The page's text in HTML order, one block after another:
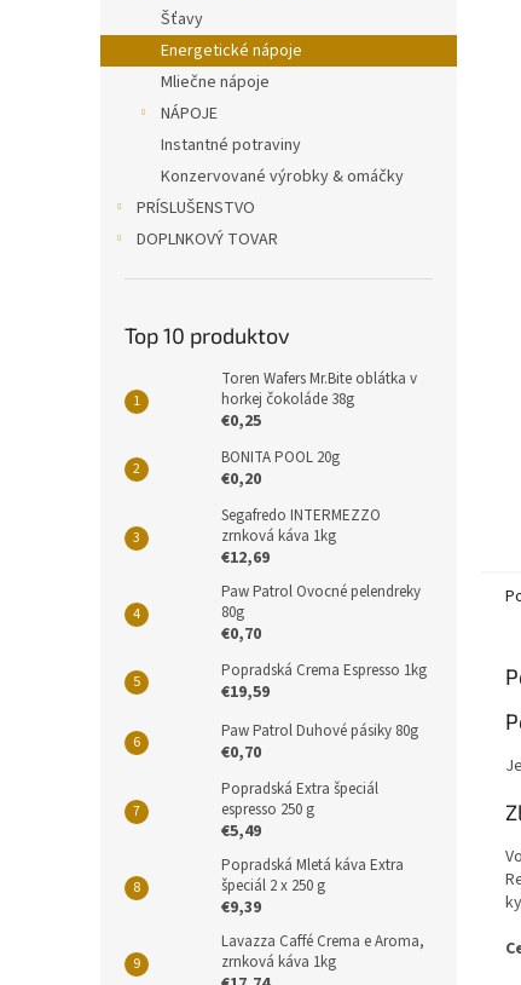
Šťavy
Energetické nápoje
Mliečne nápoje
NÁPOJE
Instantné potraviny
Konzervované výrobky & omáčky
PRÍSLUŠENSTVO
DOPLNKOVÝ TOVAR
Top 10 produktov
Toren Wafers Mr.Bite oblátka v
horkej čokoláde 38g
€0,25
BONITA POOL 20g
€0,20
Segafredo INTERMEZZO
zrnková káva 1kg
€12,69
Paw Patrol Ovocné pelendreky
80g
€0,70
Popradská Crema Espresso 1kg
€19,59
Paw Patrol Duhové pásiky 80g
€0,70
Popradská Extra špeciál
espresso 250 g
€5,49
Popradská Mletá káva Extra
špeciál 2 x 250 g
€9,39
Lavazza Caffé Crema e Aroma,
zrnková káva 1kg